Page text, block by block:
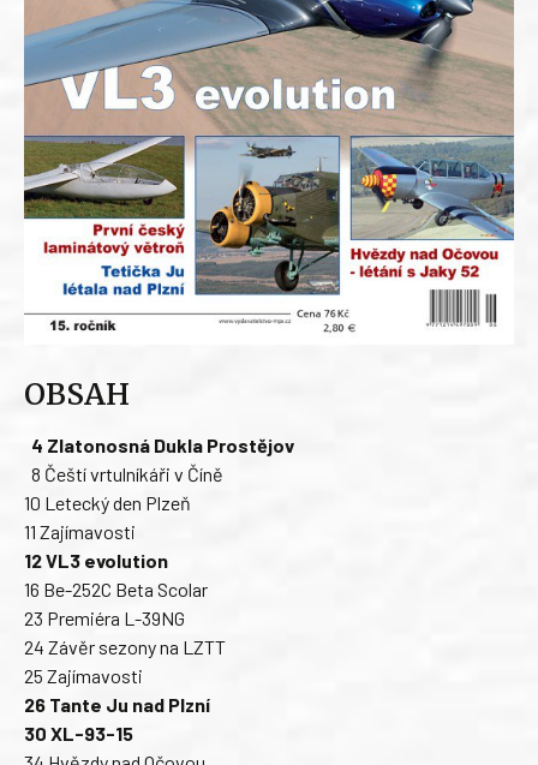
OBSAH
4 Zlatonosná Dukla Prostějov
8 Čeští vrtulníkáři v Číně
10 Letecký den Plzeň
11 Zajímavosti
12 VL3 evolution
16 Be-252C Beta Scolar
23 Premiéra L-39NG
24 Závěr sezony na LZTT
25 Zajímavosti
26 Tante Ju nad Plzní
30 XL-93-15